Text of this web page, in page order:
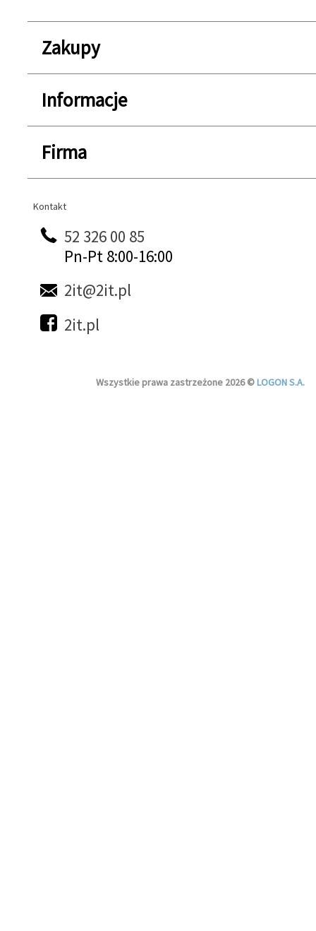
Zakupy
Informacje
Firma
Kontakt
Kontakt
52 326 00 85
Pn-Pt 8:00-16:00
2it@2it.pl
2it.pl
Wszystkie prawa zastrzeżone 2026 ©LOGON S.A.